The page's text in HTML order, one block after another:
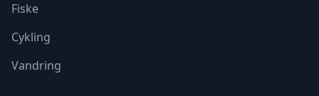
Fiske
Cykling
Vandring